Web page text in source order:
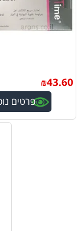
₪43.60
פרטים